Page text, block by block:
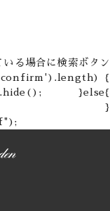
る場合に検索ボタン
{
}else{
}